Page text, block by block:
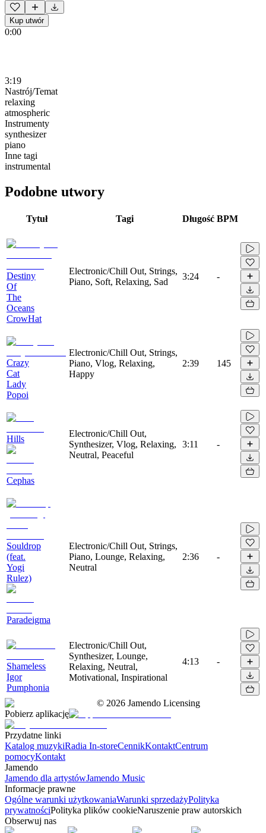
Kup utwór
0:00
3:19
Nastrój/Temat
relaxing
atmospheric
Instrumenty
synthesizer
piano
Inne tagi
instrumental
Podobne utwory
Tytuł Tagi Długość BPM
Destiny
Of
The
Oceans
CrowHat
Electronic/Chill Out, Strings,
Piano, Soft, Relaxing, Sad
3:24 -
Crazy
Cat
Lady
Popoi
Electronic/Chill Out, Strings,
Piano, Vlog, Relaxing,
Happy
2:39 145
Hills
Cephas
Electronic/Chill Out,
Synthesizer, Vlog, Relaxing,
Neutral, Peaceful
3:11 -
Souldrop
(feat.
Yogi
Rulez)
Paradeigma
Electronic/Chill Out, Strings,
Piano, Lounge, Relaxing,
Neutral
2:36 -
Shameless
Igor
Pumphonia
Electronic/Chill Out,
Synthesizer, Lounge,
Relaxing, Neutral,
Motivational, Inspirational
4:13 -
© 2026 Jamendo Licensing
Pobierz aplikację
Przydatne linki
Katalog muzykiRadia In-storeCennikKontaktCentrum
pomocyKontakt
Jamendo
Jamendo dla artystówJamendo Music
Informacje prawne
Ogólne warunki użytkowaniaWarunki sprzedażyPolityka
prywatnościPolityka plików cookieNaruszenie praw autorskich
Obserwuj nas